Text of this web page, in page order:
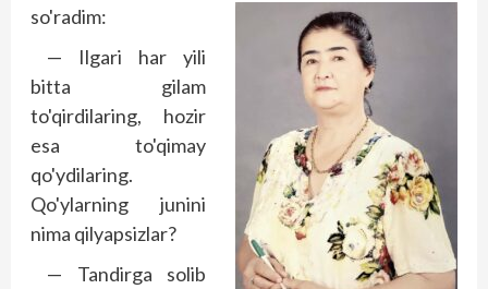
so'radim:
— Ilgari har yili
bitta gilam
to'qirdilaring, hozir
esa to'qimay
qo'ydilaring.
Qo'ylarning junini
nima qilyapsizlar?
— Tandirga solib